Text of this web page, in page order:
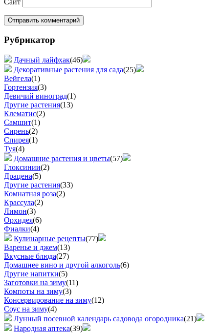
Сайт
Рубрикатор
Дачный лайфхак(46)
Декоративные растения для сада(25)
Вейгела(1)
Гортензия(3)
Девичий виноград(1)
Другие растения(13)
Клематис(2)
Самшит(1)
Сирень(2)
Спирея(1)
Туя(4)
Домашние растения и цветы(57)
Глоксинии(2)
Драцена(5)
Другие растения(33)
Комнатная роза(2)
Крассула(2)
Лимон(3)
Орхидея(6)
Фиалки(4)
Кулинарные рецепты(77)
Варенье и джем(13)
Вкусные блюда(27)
Домашнее вино и другой алкоголь(6)
Другие напитки(5)
Заготовки на зиму(11)
Компоты на зиму(3)
Консервирование на зиму(12)
Соус на зиму(4)
Лунный посевной календарь садовода огородника(21)
Народная аптека(39)